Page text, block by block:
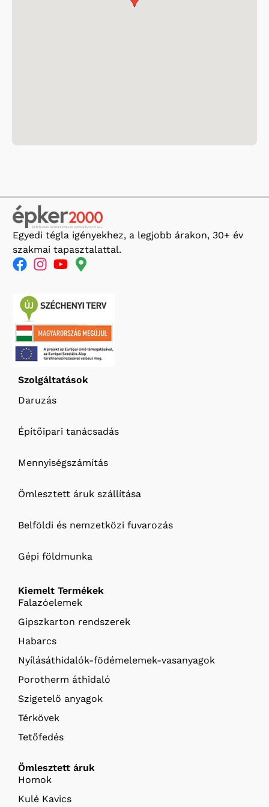
Egyedi tégla igényekhez, a legjobb árakon, 30+ év
szakmai tapasztalattal.
Szolgáltatások
Daruzás
Építőipari tanácsadás
Mennyiségszámítás
Ömlesztett áruk szállítása
Belföldi és nemzetközi fuvarozás
Gépi földmunka
Kiemelt Termékek
Falazóelemek
Gipszkarton rendszerek
Habarcs
Nyílásáthidalók-födémelemek-vasanyagok
Porotherm áthidaló
Szigetelő anyagok
Térkövek
Tetőfedés
Ömlesztett áruk
Homok
Kulé Kavics